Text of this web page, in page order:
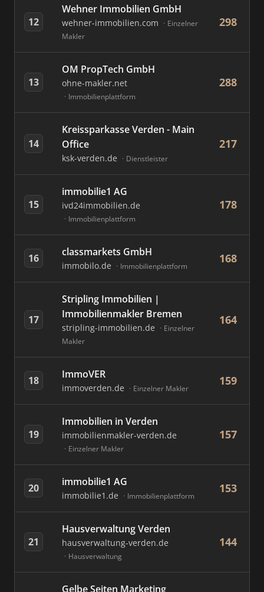
12
Wehner Immobilien GmbH
wehner-immobilien.com
Einzelner
Makler
298
13
OM PropTech GmbH
ohne-makler.net
Immobilienplattform
288
14
Kreissparkasse Verden - Main
Office
ksk-verden.de Dienstleister
217
15
immobilie1 AG
ivd24immobilien.de
Immobilienplattform
178
16 classmarkets GmbH
immobilo.de Immobilienplattform
168
17
Stripling Immobilien |
Immobilienmakler Bremen
stripling-immobilien.de
Einzelner
Makler
164
18 ImmoVER
immoverden.de Einzelner Makler
159
19
Immobilien in Verden
immobilienmakler-verden.de
Einzelner Makler
157
20 immobilie1 AG
immobilie1.de Immobilienplattform
153
21
Hausverwaltung Verden
hausverwaltung-verden.de
Hausverwaltung
144
Gelbe Seiten Marketing